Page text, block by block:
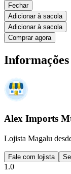
Fechar
Adicionar à sacola
Adicionar à sacola
Comprar agora
Alex Imports
Lojista Magalu
Fale com lojista
1.0